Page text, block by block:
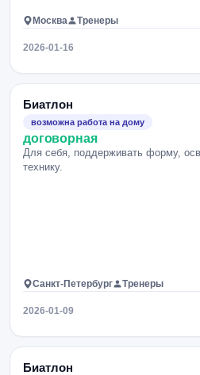
Москва Тренеры
2026-01-16
Биатлон
возможна работа на дому
договорная
Для себя, поддерживать форму,
технику.
Санкт-Петербург Тренеры
2026-01-09
Биатлон